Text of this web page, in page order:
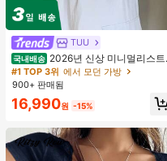
TUU
국내배송 2026년 신상 미니멀리스트
도트 캔버스 토트백, 대용량 캐주얼 다
용도 통근 숄더 핸드백
#1 TOP 3위 에서 모던 가방
900+ 판매됨
16,990원 -15%